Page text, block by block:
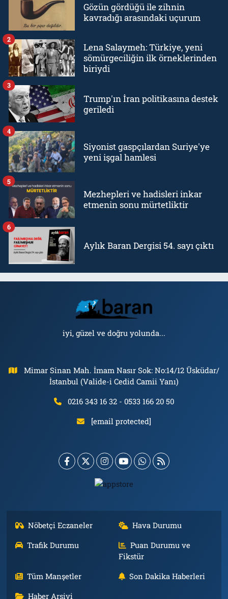
Gözün gördüğü ile zihnin
kavradığı arasındaki uçurum
Lena Salaymeh: Türkiye, yeni
sömürgeciliğin ilk örneklerinden
biriydi
2
Trump'ın İran politikasına destek
geriledi
3
Siyonist gaspçılardan Suriye'ye
yeni işgal hamlesi
4
Mezhepleri ve hadisleri inkar
etmenin sonu mürtetliktir
5
Aylık Baran Dergisi 54. sayı çıktı
6
iyi, güzel ve doğru yolunda...
Mimar Sinan Mah. İmam Nasır Sok: No:14/12 Üsküdar/
İstanbul (Valide-i Cedid Camii Yanı)
0216 343 16 32 - 0533 166 20 50
[email protected]
Nöbetçi Eczaneler
Hava Durumu
Trafik Durumu
Puan Durumu ve
Fikstür
Tüm Manşetler
Son Dakika Haberleri
Haber Arşivi